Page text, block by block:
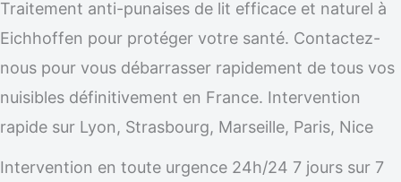
Traitement anti-punaises de lit efficace et naturel à
Eichhoffen pour protéger votre santé. Contactez-
nous pour vous débarrasser rapidement de tous vos
nuisibles définitivement en France. Intervention
rapide sur Lyon, Strasbourg, Marseille, Paris, Nice
Intervention en toute urgence 24h/24 7 jours sur 7